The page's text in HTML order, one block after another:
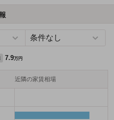
7.9万円
近隣の家賃相場